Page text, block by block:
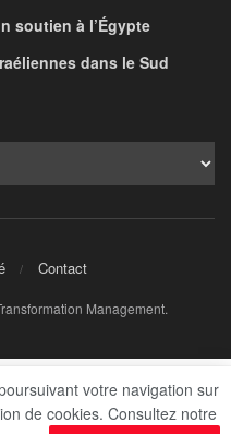
soutien à l’Égypte
dans le Sud
Contact
Management.
votre navigation sur
de cookies. Consultez notre